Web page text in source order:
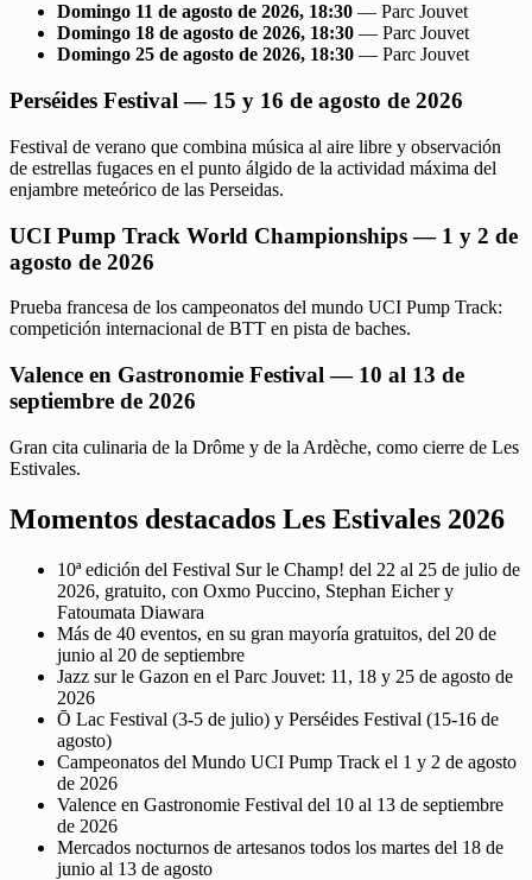
Domingo 11 de agosto de 2026, 18:30 — Parc Jouvet
Domingo 18 de agosto de 2026, 18:30 — Parc Jouvet
Domingo 25 de agosto de 2026, 18:30 — Parc Jouvet
Perséides Festival — 15 y 16 de agosto de 2026
Festival de verano que combina música al aire libre y observación
de estrellas fugaces en el punto álgido de la actividad máxima del
enjambre meteórico de las Perseidas.
UCI Pump Track World Championships — 1 y 2 de
agosto de 2026
Prueba francesa de los campeonatos del mundo UCI Pump Track:
competición internacional de BTT en pista de baches.
Valence en Gastronomie Festival — 10 al 13 de
septiembre de 2026
Gran cita culinaria de la Drôme y de la Ardèche, como cierre de Les
Estivales.
Momentos destacados Les Estivales 2026
10ª edición del Festival Sur le Champ! del 22 al 25 de julio de
2026, gratuito, con Oxmo Puccino, Stephan Eicher y
Fatoumata Diawara
Más de 40 eventos, en su gran mayoría gratuitos, del 20 de
junio al 20 de septiembre
Jazz sur le Gazon en el Parc Jouvet: 11, 18 y 25 de agosto de
2026
Ō Lac Festival (3-5 de julio) y Perséides Festival (15-16 de
agosto)
Campeonatos del Mundo UCI Pump Track el 1 y 2 de agosto
de 2026
Valence en Gastronomie Festival del 10 al 13 de septiembre
de 2026
Mercados nocturnos de artesanos todos los martes del 18 de
junio al 13 de agosto